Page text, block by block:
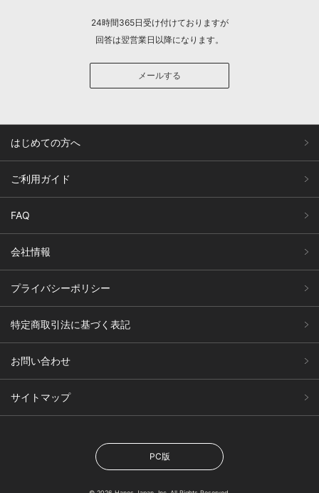
24時間365日受け付けておりますが
回答は翌営業日以降になります。
メールする
はじめての方へ
ご利用ガイド
FAQ
会社情報
プライバシーポリシー
特定商取引法に基づく表記
お問い合わせ
サイトマップ
PC版